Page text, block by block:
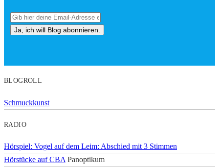
BLOGROLL
Schmuckkunst
RADIO
Hörspiel: Vogel auf dem Leim: Abschied mit 3 Stimmen
Hörstücke auf CBA Panoptikum